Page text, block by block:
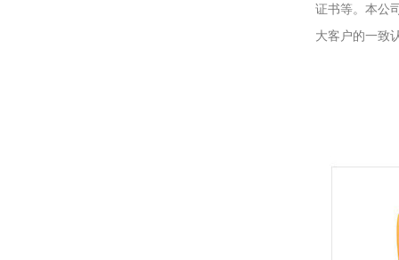
证书等。本公
大客户的一致